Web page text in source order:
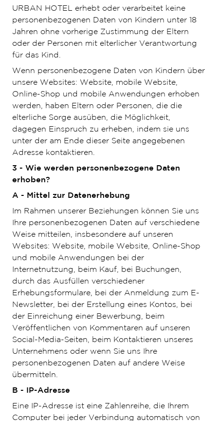
URBAN HOTEL erhebt oder verarbeitet keine
personenbezogenen Daten von Kindern unter 18
Jahren ohne vorherige Zustimmung der Eltern
oder der Personen mit elterlicher Verantwortung
für das Kind.
Wenn personenbezogene Daten von Kindern über
unsere Websites: Website, mobile Website,
Online-Shop und mobile Anwendungen erhoben
werden, haben Eltern oder Personen, die die
elterliche Sorge ausüben, die Möglichkeit,
dagegen Einspruch zu erheben, indem sie uns
unter der am Ende dieser Seite angegebenen
Adresse kontaktieren.
3 - Wie werden personenbezogene Daten
erhoben?
A - Mittel zur Datenerhebung
Im Rahmen unserer Beziehungen können Sie uns
Ihre personenbezogenen Daten auf verschiedene
Weise mitteilen, insbesondere auf unseren
Websites: Website, mobile Website, Online-Shop
und mobile Anwendungen bei der
Internetnutzung, beim Kauf, bei Buchungen,
durch das Ausfüllen verschiedener
Erhebungsformulare, bei der Anmeldung zum E-
Newsletter, bei der Erstellung eines Kontos, bei
der Einreichung einer Bewerbung, beim
Veröffentlichen von Kommentaren auf unseren
Social-Media-Seiten, beim Kontaktieren unseres
Unternehmens oder wenn Sie uns Ihre
personenbezogenen Daten auf andere Weise
übermitteln.
B - IP-Adresse
Eine IP-Adresse ist eine Zahlenreihe, die Ihrem
Computer bei jeder Verbindung automatisch von